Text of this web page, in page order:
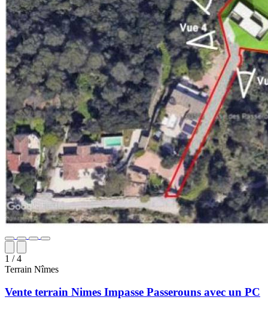
1 / 4
Terrain Nîmes
Vente terrain Nimes Impasse Passerouns avec un PC